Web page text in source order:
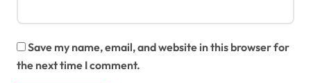
Save my name, email, and website in this browser for
the next time I comment.